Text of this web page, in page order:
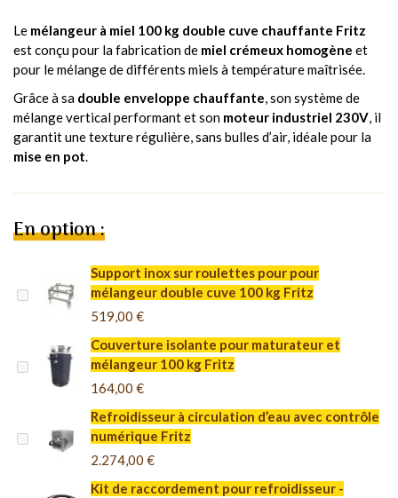
Le mélangeur à miel 100 kg double cuve chauffante Fritz
est conçu pour la fabrication de miel crémeux homogène et
pour le mélange de différents miels à température maîtrisée.
Grâce à sa double enveloppe chauffante, son système de
mélange vertical performant et son moteur industriel 230V, il
garantit une texture régulière, sans bulles d’air, idéale pour la
mise en pot.
En option :
Support inox sur roulettes pour pour
mélangeur double cuve 100 kg Fritz
519,00 €
Couverture isolante pour maturateur et
mélangeur 100 kg Fritz
164,00 €
Refroidisseur à circulation d’eau avec contrôle
numérique Fritz
2.274,00 €
Kit de raccordement pour refroidisseur -